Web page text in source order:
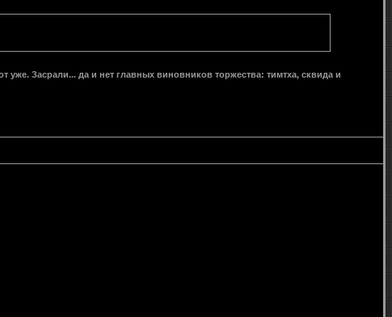
Засрали... да и нет главных виновников торжества: тимтха, сквида и